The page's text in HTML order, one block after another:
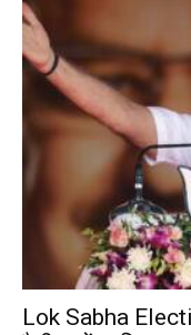
Lok Sabha